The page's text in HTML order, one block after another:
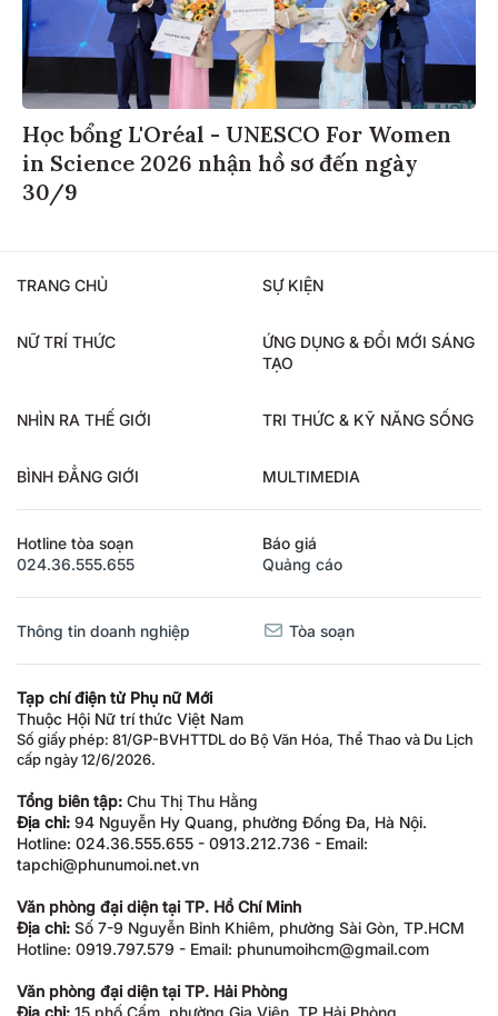
Học bổng L'Oréal - UNESCO For Women
in Science 2026 nhận hồ sơ đến ngày
30/9
TRANG CHỦ SỰ KIỆN
NỮ TRÍ THỨC
ỨNG DỤNG & ĐỔI MỚI SÁNG
TẠO
NHÌN RA THẾ GIỚI TRI THỨC & KỸ NĂNG SỐNG
BÌNH ĐẲNG GIỚI MULTIMEDIA
Hotline tòa soạn
024.36.555.655
Báo giá
Quảng cáo
Thông tin doanh nghiệp Tòa soạn
Tạp chí điện tử Phụ nữ Mới
Thuộc Hội Nữ trí thức Việt Nam
Số giấy phép: 81/GP-BVHTTDL do Bộ Văn Hóa, Thể Thao và Du Lịch
cấp ngày 12/6/2026.
Tổng biên tập: Chu Thị Thu Hằng
Địa chỉ: 94 Nguyễn Hy Quang, phường Đống Đa, Hà Nội.
Hotline: 024.36.555.655 - 0913.212.736 - Email:
tapchi@phunumoi.net.vn
Văn phòng đại diện tại TP. Hồ Chí Minh
Địa chỉ: Số 7-9 Nguyễn Bỉnh Khiêm, phường Sài Gòn, TP.HCM
Hotline: 0919.797.579 - Email: phunumoihcm@gmail.com
Văn phòng đại diện tại TP. Hải Phòng
Địa chỉ: 15 phố Cấm, phường Gia Viên, TP Hải Phòng